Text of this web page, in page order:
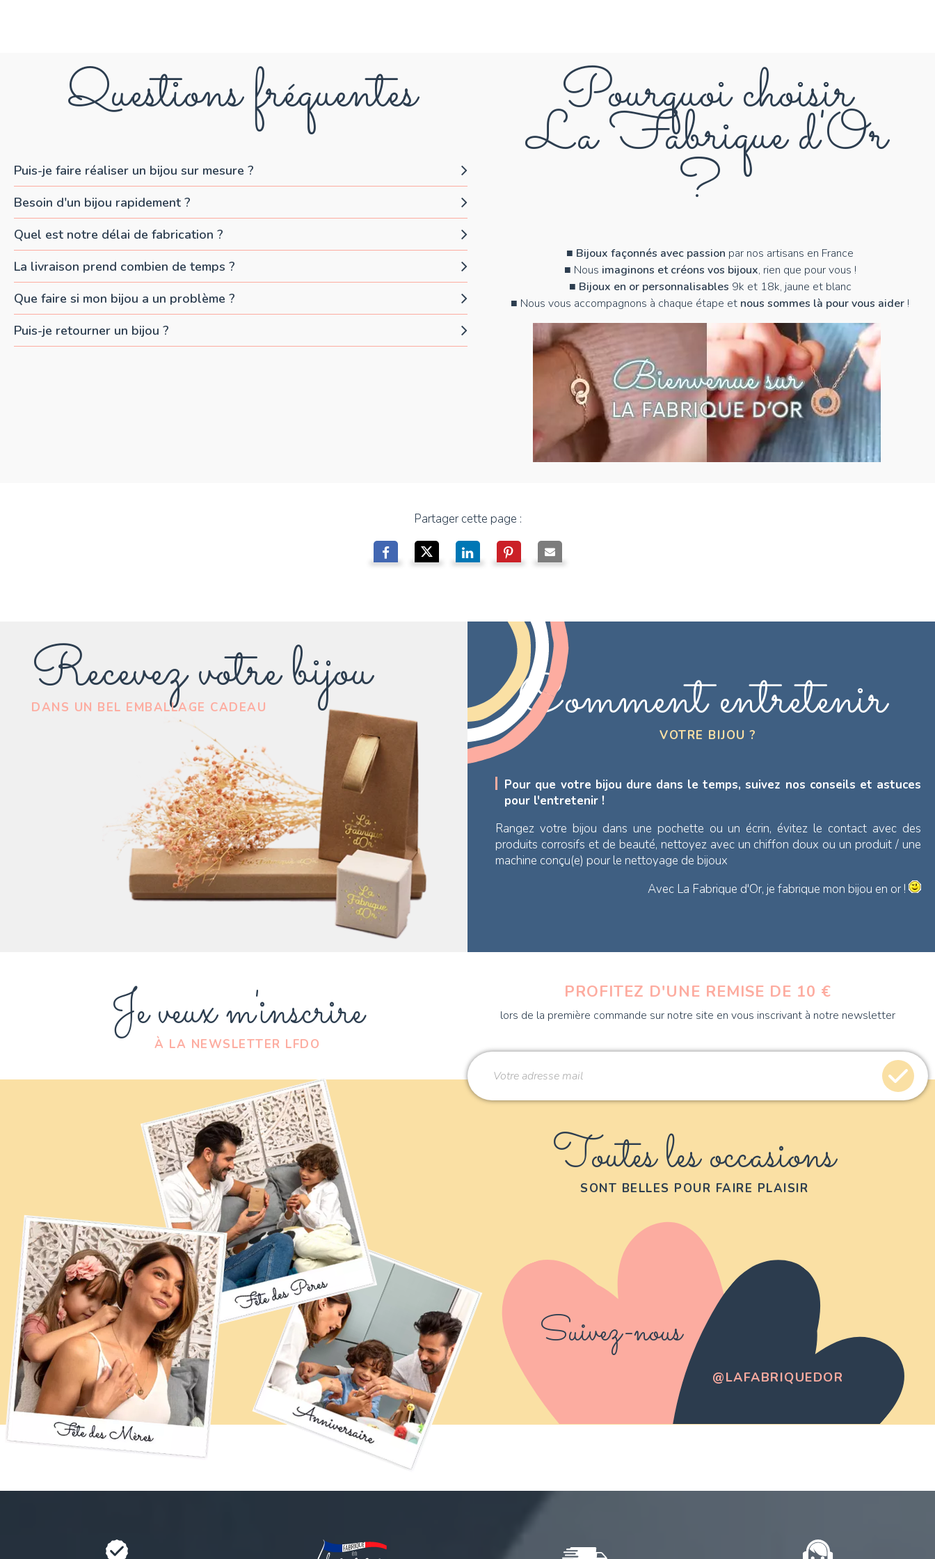
Questions fréquentes
Puis-je faire réaliser un bijou sur mesure ?
Besoin d'un bijou rapidement ?
Quel est notre délai de fabrication ?
La livraison prend combien de temps ?
Que faire si mon bijou a un problème ?
Puis-je retourner un bijou ?
Pourquoi choisir
La Fabrique d'Or
?
■ Bijoux façonnés avec passion par nos artisans en France
■ Nous imaginons et créons vos bijoux, rien que pour vous !
■ Bijoux en or personnalisables 9k et 18k, jaune et blanc
■ Nous vous accompagnons à chaque étape et nous sommes là pour vous aider !
Partager cette page :
Recevez votre bijou
DANS UN BEL EMBALLAGE CADEAU Comment entretenir
VOTRE BIJOU ?
Pour que votre bijou dure dans le temps, suivez nos conseils et astuces
pour l'entretenir !
Rangez votre bijou dans une pochette ou un écrin, évitez le contact avec des
produits corrosifs et de beauté, nettoyez avec un chiffon doux ou un produit / une
machine conçu(e) pour le nettoyage de bijoux
Avec La Fabrique d'Or, je fabrique mon bijou en or !
Je veux m'inscrire
À LA NEWSLETTER LFDO
PROFITEZ D'UNE REMISE DE 10 €
lors de la première commande sur notre site en vous inscrivant à notre newsletter
Toutes les occasions
SONT BELLES POUR FAIRE PLAISIR
Suivez-nous
@LAFABRIQUEDOR